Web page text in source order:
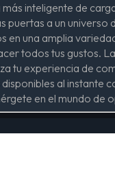
inteligente de
a un
una amplia
todos tus gustos.
tu experiencia de
al
en el mundo de